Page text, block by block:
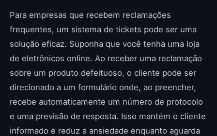
Para empresas que recebem reclamações
frequentes, um sistema de tickets pode ser uma
solução eficaz. Suponha que você tenha uma loja
de eletrônicos online. Ao receber uma reclamação
sobre um produto defeituoso, o cliente pode ser
direcionado a um formulário onde, ao preencher,
recebe automaticamente um número de protocolo
e uma previsão de resposta. Isso mantém o cliente
informado e reduz a ansiedade enquanto aguarda